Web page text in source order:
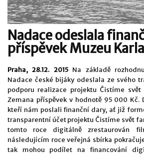
Nadace odeslala
příspěvek Muzeu
Praha, 28.12. 2015 Na základě
Nadace české bijáky odeslala ze svého
podporu realizace projektu Čistíme
Zemana příspěvek v hodnotě 95 000 Kč.
kteří nám poslali finanční dary, ať již
transparentní účet projektu Čistíme svět
tomto roce digitálně zrestaurován
následujícím roce veřejná sbírka
tak mohou podílet na financování